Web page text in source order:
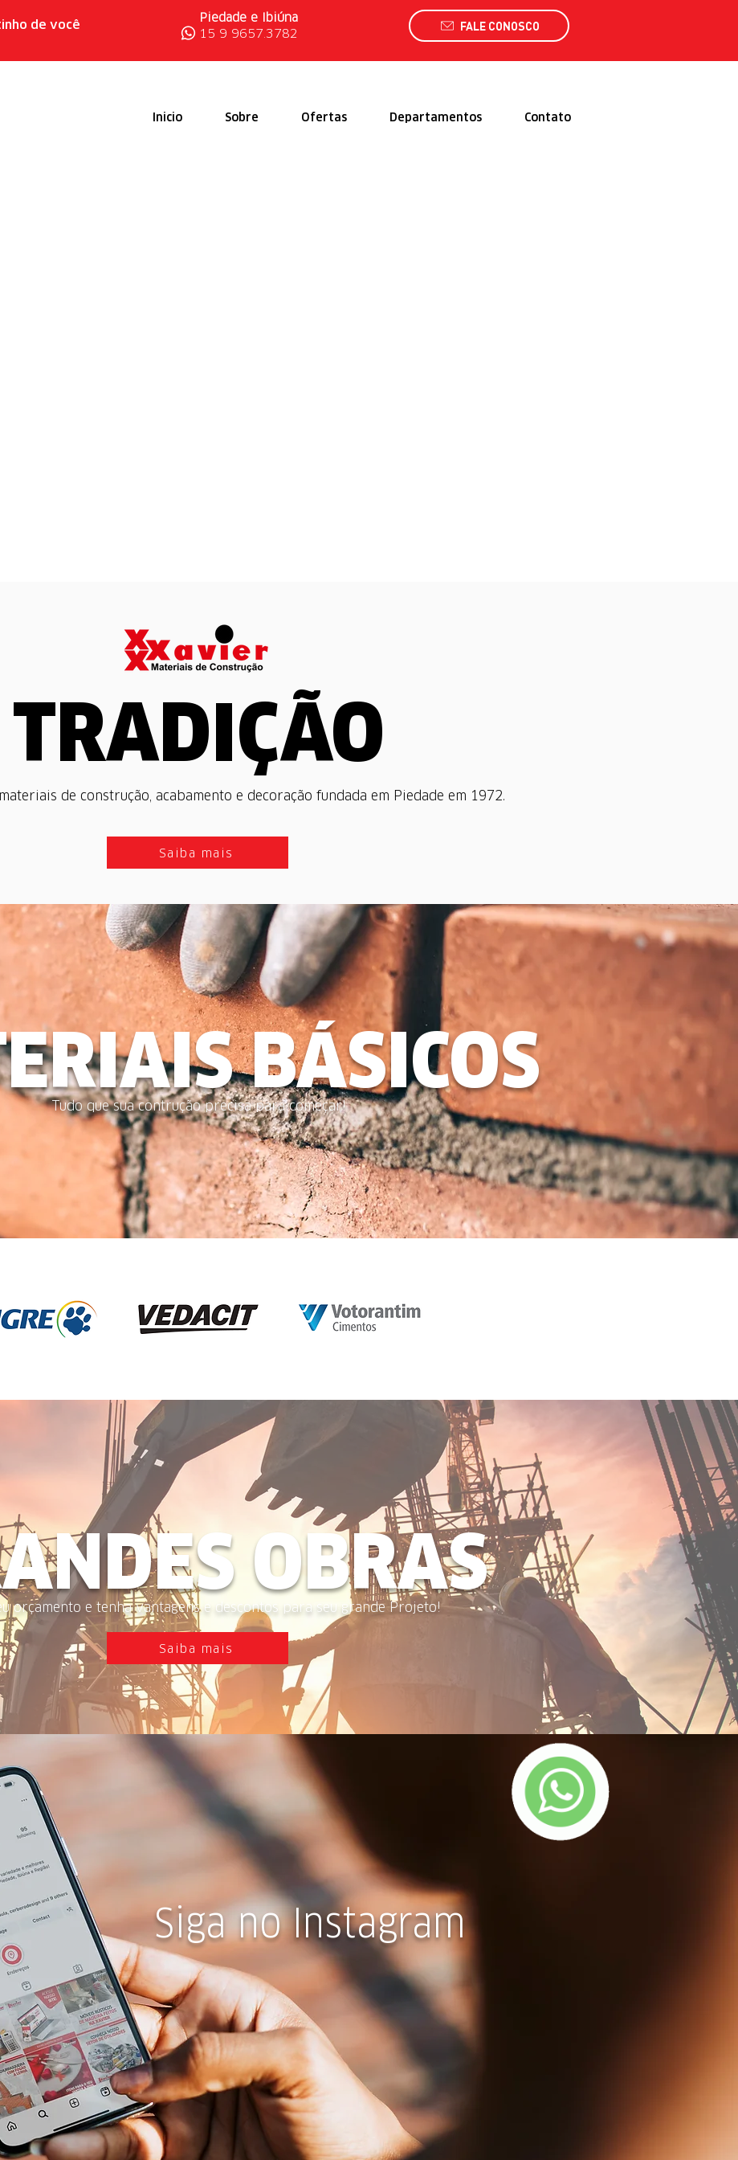
de você
Piedade e Ibiúna
15 9 9657.3782 FALE CONOSCO
Inicio Sobre Ofertas Departamentos Contato
TRADIÇÃO
de construção, acabamento e decoração fundada em Piedade em 1972.
Saiba mais
BÁSICOS
Tudo que sua contrução precisa para começar!
OBRAS
orçamento e tenha vantagens e descontos para seu grande Projeto!
Saiba mais
Siga no Instagram